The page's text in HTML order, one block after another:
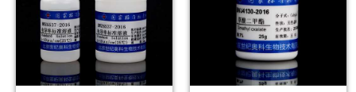
购物车
会员中心